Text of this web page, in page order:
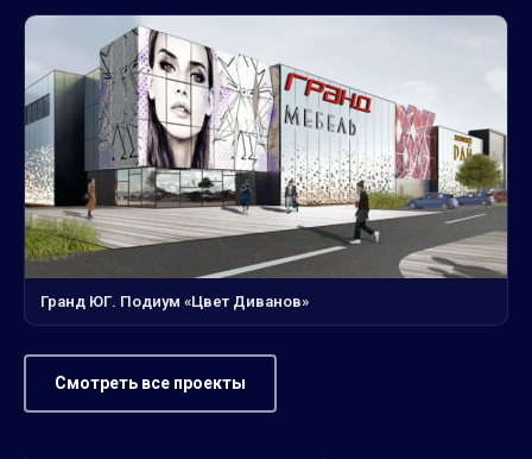
Гранд ЮГ. Подиум «Цвет Диванов»
Смотреть все проекты